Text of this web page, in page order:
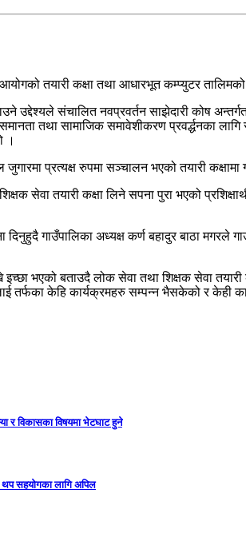
तयारी कक्षा तथा आधारभूत कम्प्युटर
उद्देश्यले संचालित नवप्रवर्तन साझेदारी कोष
तथा सामाजिक समावेशीकरण प्रवर्द्धनका
।
प्रत्यक्ष रुपमा सञ्चालन भएको तयारी
सेवा तयारी कक्षा लिने सपना पुरा भएको
दिनुहुदै गाउँपालिका अध्यक्ष कर्ण बहादुर बाठा
भएको बताउदै लोक सेवा तथा शिक्षक सेवा
तर्फका केहि कार्यक्रमहरु सम्पन्न भैसकेको र
र विकासका विषयमा भेटघाट हुने
थप सहयोगका लागि अपिल